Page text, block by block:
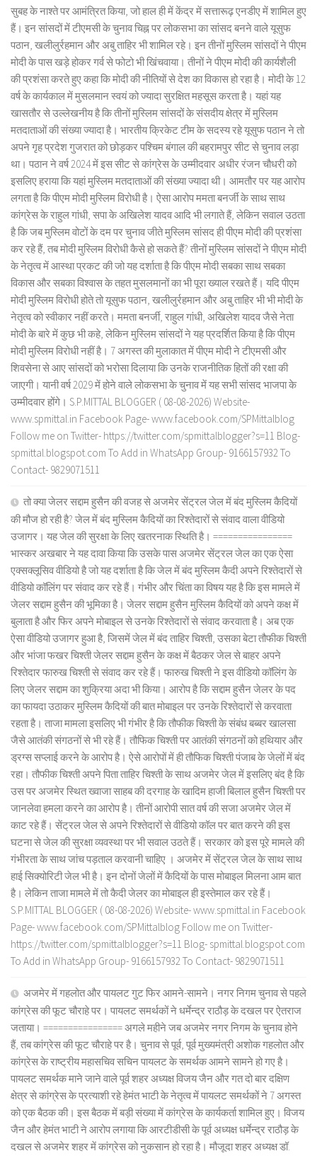
सुबह के नाश्ते पर आमंत्रित किया, जो हाल ही में केंद्र में सत्तारूढ़ एनडीए में शामिल हुए
हैं। इन सांसदों में टीएमसी के चुनाव चिह्न पर लोकसभा का सांसद बनने वाले यूसुफ
पठान, खलीलुर्रहमान और अबु ताहिर भी शामिल रहे। इन तीनों मुस्लिम सांसदों ने पीएम
मोदी के पास खड़े होकर गर्व से फोटो भी खिंचवाया। तीनों ने पीएम मोदी की कार्यशैली
की प्रशंसा करते हुए कहा कि मोदी की नीतियों से देश का विकास हो रहा है। मोदी के 12
वर्ष के कार्यकाल में मुसलमान स्वयं को ज्यादा सुरक्षित महसूस करता है। यहां यह
खासतौर से उल्लेखनीय है कि तीनों मुस्लिम सांसदों के संसदीय क्षेत्र में मुस्लिम
मतदाताओं की संख्या ज्यादा है। भारतीय क्रिकेट टीम के सदस्य रहे यूसुफ पठान ने तो
अपने गृह प्रदेश गुजरात को छोड़कर पश्चिम बंगाल की बहरामपुर सीट से चुनाव लड़ा
था। पठान ने वर्ष 2024 में इस सीट से कांग्रेस के उम्मीदवार अधीर रंजन चौधरी को
इसलिए हराया कि यहां मुस्लिम मतदाताओं की संख्या ज्यादा थी। आमतौर पर यह आरोप
लगता है कि पीएम मोदी मुस्लिम विरोधी है। ऐसा आरोप ममता बनर्जी के साथ साथ
कांग्रेस के राहुल गांधी, सपा के अखिलेश यादव आदि भी लगाते हैं, लेकिन सवाल उठता
है कि जब मुस्लिम वोटों के दम पर चुनाव जीते मुस्लिम सांसद ही पीएम मोदी की प्रशंसा
कर रहे हैं, तब मोदी मुस्लिम विरोधी कैसे हो सकते हैं? तीनों मुस्लिम सांसदों ने पीएम मोदी
के नेतृत्व में आस्था प्रकट की जो यह दर्शाता है कि पीएम मोदी सबका साथ सबका
विकास और सबका विश्वास के तहत मुसलमानों का भी पूरा ख्याल रखते हैं। यदि पीएम
मोदी मुस्लिम विरोधी होते तो यूसुफ पठान, खलीलुर्रहमान और अबु ताहिर भी भी मोदी के
नेतृत्व को स्वीकार नहीं करते। ममता बनर्जी, राहुल गांधी, अखिलेश यादव जैसे नेता
मोदी के बारे में कुछ भी कहे, लेकिन मुस्लिम सांसदों ने यह प्रदर्शित किया है कि पीएम
मोदी मुस्लिम विरोधी नहीं है। 7 अगस्त की मुलाकात में पीएम मोदी ने टीएमसी और
शिवसेना से आए सांसदों को भरोसा दिलाया कि उनके राजनीतिक हितों की रक्षा की
जाएगी। यानी वर्ष 2029 में होने वाले लोकसभा के चुनाव में यह सभी सांसद भाजपा के
उम्मीदवार होंगे। S.P.MITTAL BLOGGER ( 08-08-2026) Website-
www.spmittal.in Facebook Page- www.facebook.com/SPMittalblog
Follow me on Twitter- https://twitter.com/spmittalblogger?s=11 Blog-
spmittal.blogspot.com To Add in WhatsApp Group- 9166157932 To
Contact- 9829071511
तो क्या जेलर सद्दाम हुसैन की वजह से अजमेर सेंट्रल जेल में बंद मुस्लिम कैदियों
की मौज हो रही है? जेल में बंद मुस्लिम कैदियों का रिश्तेदारों से संवाद वाला वीडियो
उजागर। यह जेल की सुरक्षा के लिए खतरनाक स्थिति है। ================
भास्कर अखबार ने यह दावा किया कि उसके पास अजमेर सेंट्रल जेल का एक ऐसा
एक्सक्लूसिव वीडियो है जो यह दर्शाता है कि जेल में बंद मुस्लिम कैदी अपने रिश्तेदारों से
वीडियो कॉलिंग पर संवाद कर रहे हैं। गंभीर और चिंता का विषय यह है कि इस मामले में
जेलर सद्दाम हुसैन की भूमिका है। जेलर सद्दाम हुसैन मुस्लिम कैदियों को अपने कक्ष में
बुलाता है और फिर अपने मोबाइल से उनके रिश्तेदारों से संवाद करवाता है। अब एक
ऐसा वीडियो उजागर हुआ है, जिसमें जेल में बंद ताहिर चिश्ती, उसका बेटा तौफीक चिश्ती
और भांजा फखर चिश्ती जेलर सद्दाम हुसैन के कक्ष में बैठकर जेल से बाहर अपने
रिश्तेदार फारुख चिश्ती से संवाद कर रहे हैं। फारुख चिश्ती ने इस वीडियो कॉलिंग के
लिए जेलर सद्दाम का शुक्रिया अदा भी किया। आरोप है कि सद्दाम हुसैन जेलर के पद
का फायदा उठाकर मुस्लिम कैदियों की बात मोबाइल पर उनके रिश्तेदारों से करवाता
रहता है। ताजा मामला इसलिए भी गंभीर है कि तौफीक चिश्ती के संबंध बब्बर खालसा
जैसे आतंकी संगठनों से भी रहे हैं। तौफिक चिश्ती पर आतंकी संगठनों को हथियार और
ड्रग्स सप्लाई करने के आरोप है। ऐसे आरोपों में ही तौफिक चिश्ती पंजाब के जेलों में बंद
रहा। तौफीक चिश्ती अपने पिता ताहिर चिश्ती के साथ अजमेर जेल में इसलिए बंद है कि
उस पर अजमेर स्थित ख्वाजा साहब की दरगाह के खादिम हाजी बिलाल हुसैन चिश्ती पर
जानलेवा हमला करने का आरोप है। तीनों आरोपी सात वर्ष की सजा अजमेर जेल में
काट रहे हैं। सेंट्रल जेल से अपने रिश्तेदारों से वीडियो कॉल पर बात करने की इस
घटना से जेल की सुरक्षा व्यवस्था पर भी सवाल उठते हैं। सरकार को इस पूरे मामले की
गंभीरता के साथ जांच पड़ताल करवानी चाहिए । अजमेर में सेंट्रल जेल के साथ साथ
हाई सिक्योरिटी जेल भी है। इन दोनों जेलों में कैदियों के पास मोबाइल मिलना आम बात
है। लेकिन ताजा मामले में तो कैदी जेलर का मोबाइल ही इस्तेमाल कर रहे हैं।
S.P.MITTAL BLOGGER ( 08-08-2026) Website- www.spmittal.in Facebook
Page- www.facebook.com/SPMittalblog Follow me on Twitter-
https://twitter.com/spmittalblogger?s=11 Blog- spmittal.blogspot.com
To Add in WhatsApp Group- 9166157932 To Contact- 9829071511
अजमेर में गहलोत और पायलट गुट फिर आमने-सामने। नगर निगम चुनाव से पहले
कांग्रेस की फूट चौराहे पर। पायलट समर्थकों ने धर्मेन्द्र राठौड़ के दखल पर ऐतराज
जताया। ================ अगले महीने जब अजमेर नगर निगम के चुनाव होने
हैं, तब कांग्रेस की फूट चौराहे पर है। चुनाव से पूर्व, पूर्व मुख्यमंत्री अशोक गहलोत और
कांग्रेस के राष्ट्रीय महासचिव सचिन पायलट के समर्थक आमने सामने हो गए है।
पायलट समर्थक माने जाने वाले पूर्व शहर अध्यक्ष विजय जैन और गत दो बार दक्षिण
क्षेत्र से कांग्रेस के प्रत्याशी रहे हेमंत भाटी के नेतृत्व में पायलट समर्थकों ने 7 अगस्त
को एक बैठक की। इस बैठक में बड़ी संख्या में कांग्रेस के कार्यकर्ता शामिल हुए। विजय
जैन और हेमंत भाटी ने आरोप लगाया कि आरटीडीसी के पूर्व अध्यक्ष धर्मेन्द्र राठौड़ के
दखल से अजमेर शहर में कांग्रेस को नुकसान हो रहा है। मौजूदा शहर अध्यक्ष डॉ.